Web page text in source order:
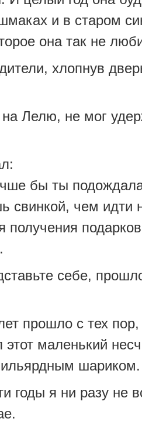
и в старом
она так не
хлопнув
Лелю, не мог
бы ты
свинкой, чем идти
получения
себе,
прошло с тех пор,
этот маленький
шариком.
годы я ни разу не